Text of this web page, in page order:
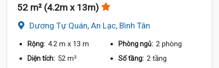
52 m² (4.2m x 13m)
Dương Tự Quán, An Lạc, Bình Tân
Rộng: 4.2 m x 13 m Phòng ngủ: 2 phòng
Diện tích: 52 m² Số tầng: 2 tầng